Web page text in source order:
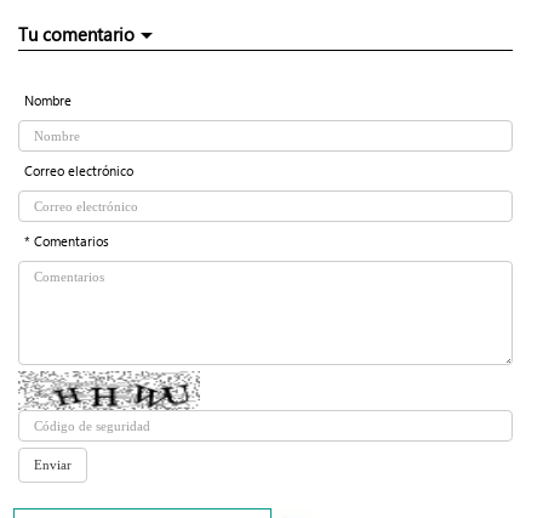
Tu comentario
Nombre
Correo electrónico
* Comentarios